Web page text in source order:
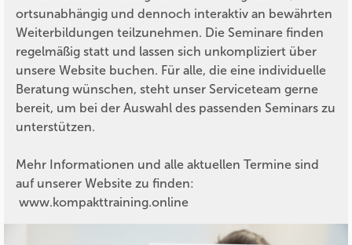
ortsunabhängig und dennoch interaktiv an bewährten
Weiterbildungen teilzunehmen. Die Seminare finden
regelmäßig statt und lassen sich unkompliziert über
unsere Website buchen. Für alle, die eine individuelle
Beratung wünschen, steht unser Serviceteam gerne
bereit, um bei der Auswahl des passenden Seminars zu
unterstützen.
Mehr Informationen und alle aktuellen Termine sind
auf unserer Website zu finden:
www.kompakttraining.online